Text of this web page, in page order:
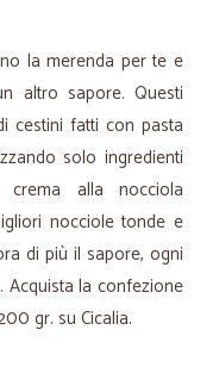
la merenda per te e
altro sapore. Questi
cestini fatti con pasta
solo ingredienti
alla nocciola
nocciole tonde e
di più il sapore, ogni
la confezione
gr. su Cicalia.